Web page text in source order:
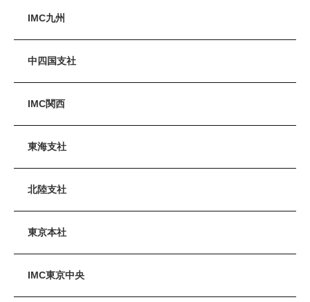
IMC九州
中四国支社
IMC関西
東海支社
北陸支社
東京本社
IMC東京中央